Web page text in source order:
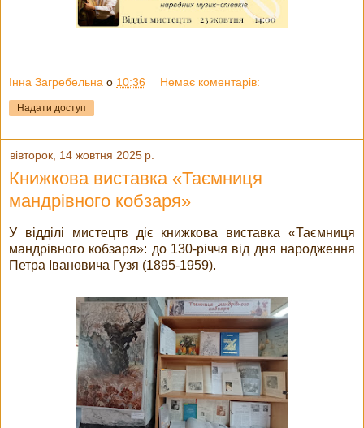
Інна Загребельна о 10:36 Немає коментарів:
Надати доступ
вівторок, 14 жовтня 2025 р.
Книжкова виставка «Таємниця
мандрівного кобзаря»
У відділі мистецтв діє книжкова виставка «Таємниця
мандрівного кобзаря»: до 130-річчя від дня народження
Петра Івановича Гузя (1895-1959).